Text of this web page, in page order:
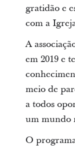
gratidão e
com a
A
em 2019 e
meio de
a todos
um mundo
O